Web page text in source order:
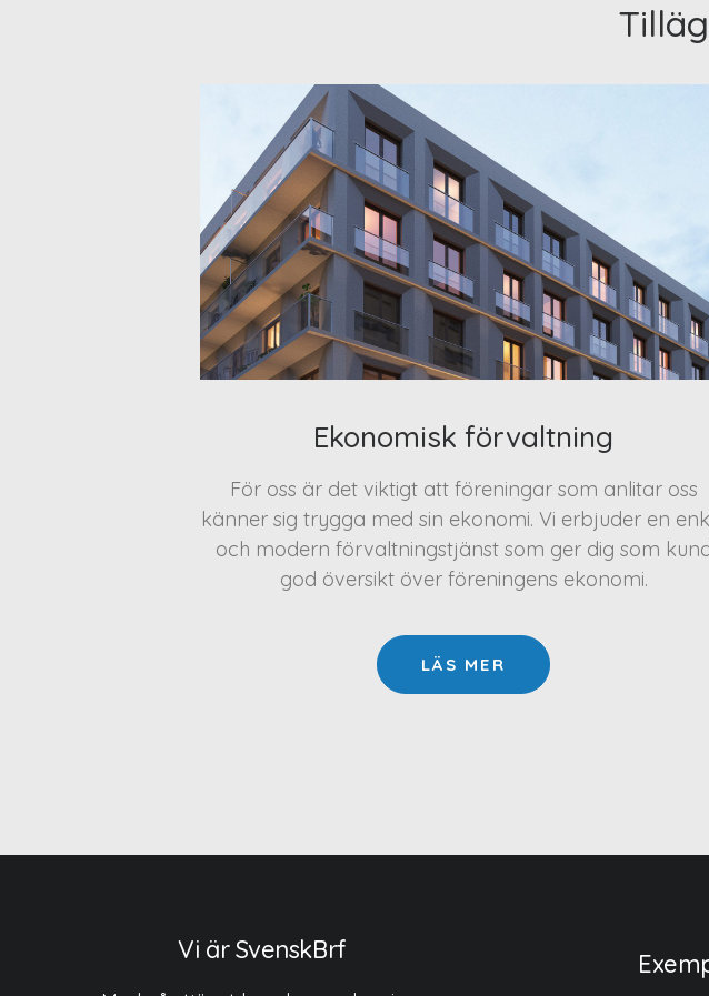
Ekonomisk förvaltning
För oss är det viktigt att föreningar som anlitar oss
känner sig trygga med sin ekonomi. Vi erbjuder en
och modern förvaltningstjänst som ger dig som
god översikt över föreningens ekonomi.
LÄS MER
Vi är SvenskBrf